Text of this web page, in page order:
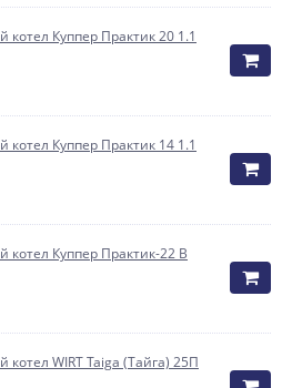
котел Куппер Практик 20 1.1
котел Куппер Практик 14 1.1
котел Куппер Практик-22 В
котел WIRT Taiga (Тайга) 25П